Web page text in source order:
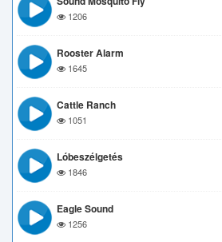
1206
Rooster Alarm
1645
Cattle Ranch
1051
Lóbeszélgetés
1846
Eagle Sound
1256